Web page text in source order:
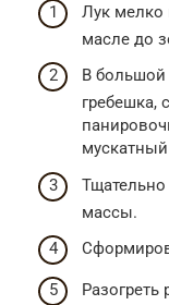
Лук мелко
масле до
В
гребешка,
мускатный
массы.
Разогреть